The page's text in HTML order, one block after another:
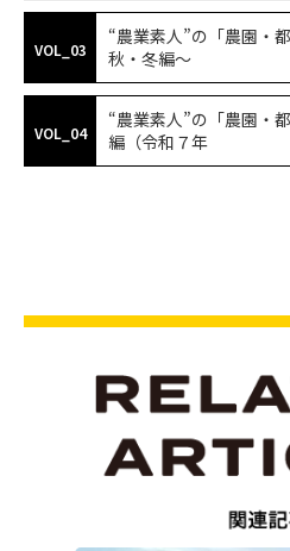
VOL_03
“農業素人”の「農園・
秋・冬編〜
VOL_04
“農業素人”の「農園・
編（令和７年